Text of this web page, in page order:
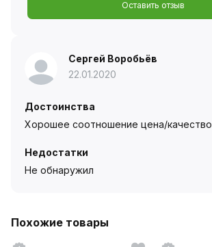
Оставить отзыв
Сергей Воробьёв
22.01.2020
Достоинства
Хорошее соотношение цена/качество
Недостатки
Не обнаружил
Похожие товары